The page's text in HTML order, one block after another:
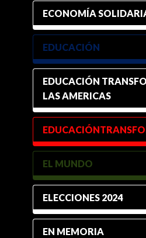
ECONOMÍA
EDUCACIÓN
EDUCACIÓN
LAS AMERICAS
EL MUNDO
ELECCIONES 2024
EN MEMORIA